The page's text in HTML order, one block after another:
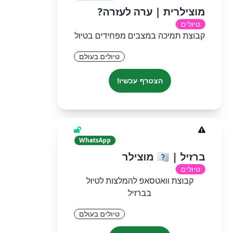
מוצילרית | ערה לעזרה?
טיולים
קבוצת תמיכה במצבים מפחידים בטיול
טיולים בעולם
הצטרף עכשיו!
WhatsApp
ברזיל | 🇧🇷 מוצילר
טיולים
קבוצת וואטסאפ להמלצות לטיול
בברזיל
טיולים בעולם